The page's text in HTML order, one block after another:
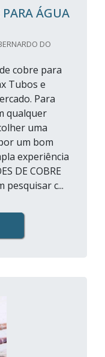
PARA ÁGUA
DO
cobre para
Tubos e
Para
qualquer
uma
um bom
experiência
DE COBRE
pesquisar c...